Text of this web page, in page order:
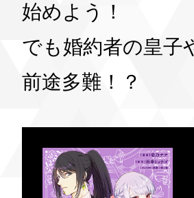
始めよう！
でも婚約者の皇子
前途多難！？